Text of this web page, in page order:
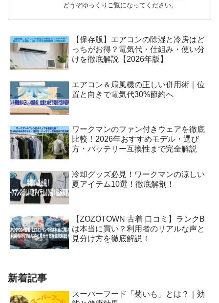
どうぞゆっくりご覧になってください。
【保存版】エアコンの除湿と冷房はど
っちがお得？電気代・仕組み・使い分
けを徹底解説【2026年版】
エアコン＆扇風機の正しい併用術｜位
置と向きで電気代30%節約へ
ワークマンのファン付きウェアを徹底
比較！2026年おすすめモデル・選び
方・バッテリー互換性まで完全解説
冷却グッズ必見！ワークマンの涼しい
夏アイテム10選！徹底解剖！
【ZOZOTOWN 古着 口コミ】ランクB
は本当に買い？利用者のリアルな声と
見分け方を徹底解説！
新着記事
スーパーフード「菊いも」とは？｜効